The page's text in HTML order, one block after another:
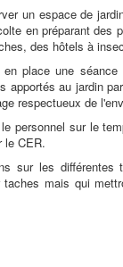
un espace de
en préparant des
des hôtels à
place une
apportés au jardin
respectueux de
personnel sur le
le CER.
sur les différentes
mais qui